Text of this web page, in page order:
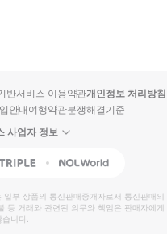
반서비스 이용약관개인정보 처리방침
안내여행약관분쟁해결기준
사업자 정보
Triple Interpark Global
일부 상품의 통신판매중개자로서 통신판매
등 거래와 관련된 의무와 책임은 판매자에게
니다.